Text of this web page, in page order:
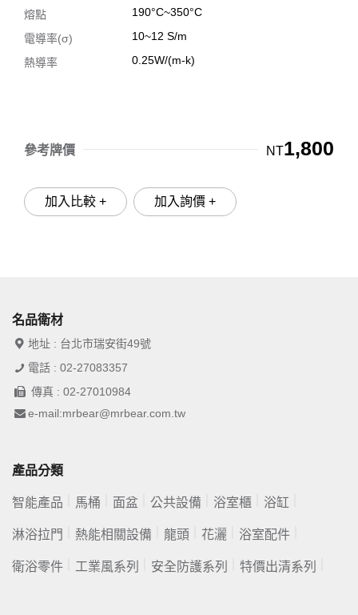
熔點 190°C~350°C
電導率(σ) 10~12 S/m
熱導率 0.25W/(m-k)
參考牌價 NT1,800
加入比較 + 加入詢價 +
名品衛材
地址 : 台北市瑞安街49號
電話 : 02-27083357
傳真 : 02-27010984
e-mail:mrbear@mrbear.com.tw
產品分類
智能產品 馬桶 面盆 公共設備 浴室櫃 浴缸
淋浴拉門 熱能相關設備 龍頭 花灑 浴室配件
衛浴零件 工業風系列 安全防護系列 特價出清系列